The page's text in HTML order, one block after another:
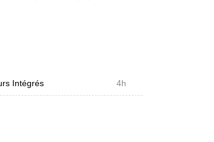
et les organisations à
et sociétaux des
Intégrés 4h